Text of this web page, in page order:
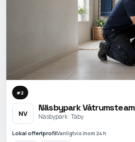
#2
NV
Näsbypark Våtrumsteam
Näsbypark · Täby
Lokal offertprofilVanligtvis inom 24 h